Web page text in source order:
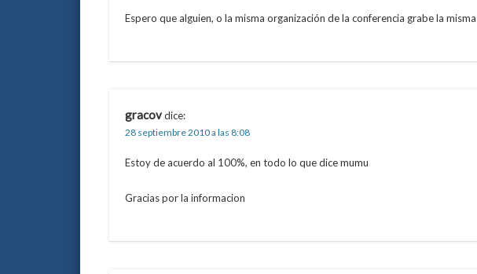
Espero que alguien, o la misma organización de la conferencia grabe la
gracovdice:
28 septiembre 2010 a las 8:08
Estoy de acuerdo al 100%, en todo lo que dice mumu
Gracias por la informacion